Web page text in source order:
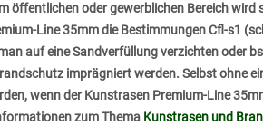
öffentlichen oder gewerblichen Bereich
Line 35mm die Bestimmungen Cfl-s1
auf eine Sandverfüllung verzichten oder
imprägniert werden. Selbst ohne
wenn der Kunstrasen Premium-Line
zum Thema Kunstrasen und